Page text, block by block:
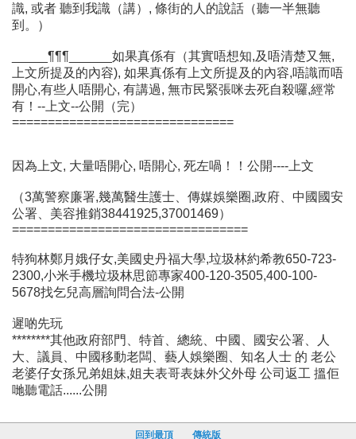
識, 或者 聽到我識（講）, 條街的人的說話（聽一半無聽
到。）
_____¶¶¶______如果真係有（其實唔想知,及唔清楚又無,
上文所提及的內容), 如果真係有上文所提及的內容,唔識而唔
開心,有些人唔開心, 有講過, 無市民緊張咪去死自殺囉,經常
有！--上文--公開（完）
===============================
因為上文, 大量唔開心, 唔開心, 死左喎！！公開----上文
（3萬警察廉署,幾萬醫生護士、傳媒娛樂圈,政府、中國國安
公署、美容推銷38441925,37001469）
=================================
特狗林鄭月娥仔女,美國史丹福大學,垃圾林約希教650-723-
2300,小米手機垃圾林思節專家400-120-3505,400-100-
5678找乞兒高層詢問合法-公開
遲啲先玩
********其他政府部門、特首、總統、中國、國安公署、人
大、議員、中國移動老闆、藝人娛樂圈、知名人士 的 老公
老婆仔女孫兄弟姐妹,姐夫表哥表妹外父外母 公司返工 搵佢
哋聽電話......公開
回到最頂 傳統版